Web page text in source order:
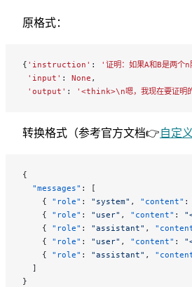
原格式：
{ 'instruction' :
'证明：如果A和B是两
'input' : None ,
'output' : '<think>\n嗯，我现在要证明
转换格式（参考官方文档👉自定
{
  "messages"
: [
    {
"role" : "system" , "content" :
    {
"role" : "user" , "content" :
    {
"role" : "assistant" ,
    {
"role" : "user" , "content" :
    {
"role" : "assistant" ,
  ]
}